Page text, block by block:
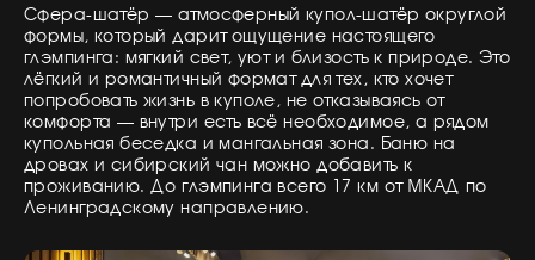
Сфера-шатёр — атмосферный купол-шатёр округлой
формы, который дарит ощущение настоящего
глэмпинга: мягкий свет, уют и близость к природе. Это
лёгкий и романтичный формат для тех, кто хочет
попробовать жизнь в куполе, не отказываясь от
комфорта — внутри есть всё необходимое, а рядом
купольная беседка и мангальная зона. Баню на
дровах и сибирский чан можно добавить к
проживанию. До глэмпинга всего 17 км от МКАД по
Ленинградскому направлению.